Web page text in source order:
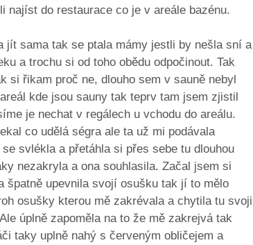
najíst do restaurace co je v areále bazénu.
jít sama tak se ptala mámy jestli by nešla sní a
a trochu si od toho obědu odpočinout. Tak
si řikam proč ne, dlouho sem v sauně nebyl
kde jsou sauny tak teprv tam jsem zjistil
je nechat v regálech u vchodu do areálu.
co udělá ségra ale ta už mi podávala
svlékla a přetáhla si přes sebe tu dlouhou
nezakryla a ona souhlasila. Začal jsem si
špatně upevnila svojí osušku tak jí to mělo
osušky kterou mě zakrévala a chytila tu svoji
úplně zapoměla na to že mě zakrejvá tak
taky uplně nahý s červeným obličejem a